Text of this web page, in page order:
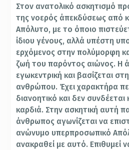
Στον ανατολικό ασκητισμό
της νοερός άπεκδύσεως από
Απόλυτο, με το όποιο
ίδιου γένους, αλλά υπέστη
ερχόμενος στην πολύμορφη
ζωή του παρόντος αιώνος. Η
εγωκεντρική και βασίζεται
ανθρώπου. Έχει χαρακτήρα
διανοητικό και δεν
καρδιά. Στην ασκητική αυτή
άνθρωπος αγωνίζεται να
ανώνυμο υπερπροσωπικό
ανακραθεί με αυτό. Επιθυμεί